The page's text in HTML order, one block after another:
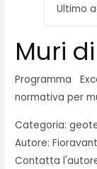
Ultimo
Muri
Programma
normativa per
Categoria:
Autore:
Contatta